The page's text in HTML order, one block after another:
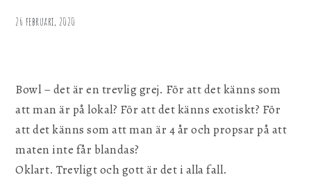
omelett &
26 februari, 2020
Bowl – det är en trevlig grej. För att det känns som
att man är på lokal? För att det känns exotiskt? För
att det känns som att man är 4 år och propsar på att
maten inte får blandas?
Oklart. Trevligt och gott är det i alla fall.